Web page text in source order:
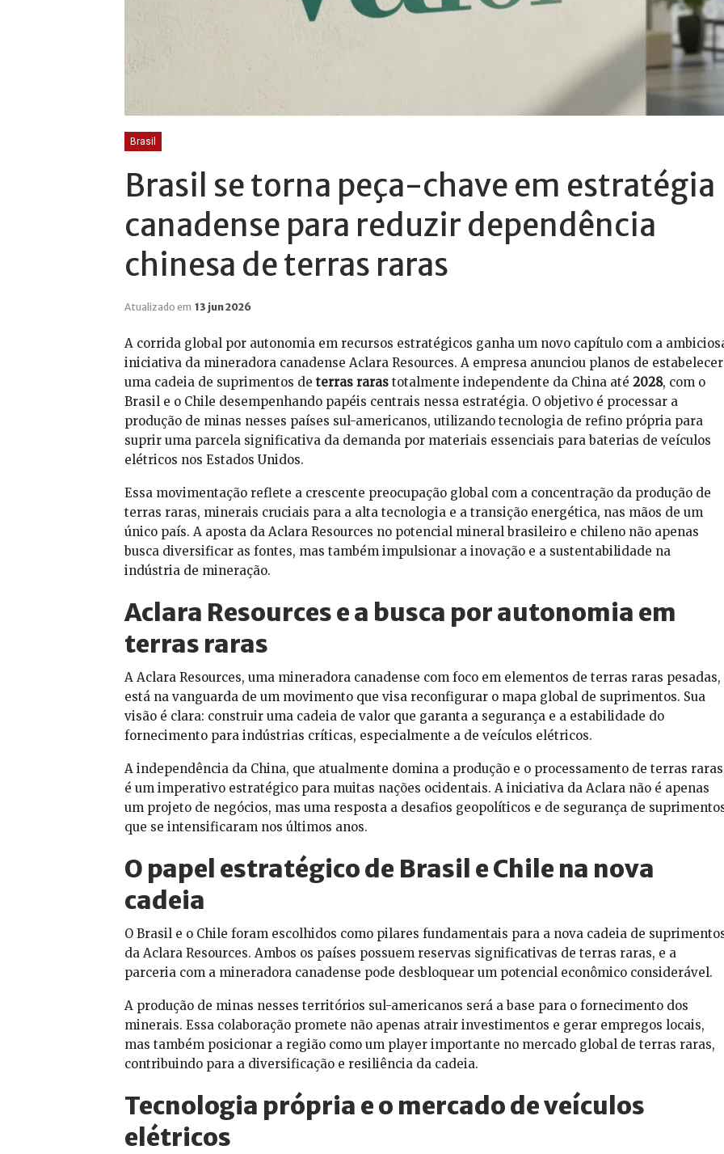
Brasil
Brasil se torna peça-chave em estratégia
canadense para reduzir dependência
chinesa de terras raras
Atualizado em 13 jun 2026
A corrida global por autonomia em recursos estratégicos ganha um novo capítulo com a
iniciativa da mineradora canadense Aclara Resources. A empresa anunciou planos de estabelecer
uma cadeia de suprimentos de terras rarastotalmente independente da China até 2028, com o
Brasil e o Chile desempenhando papéis centrais nessa estratégia. O objetivo é processar a
produção de minas nesses países sul-americanos, utilizando tecnologia de refino própria para
suprir uma parcela significativa da demanda por materiais essenciais para baterias de veículos
elétricos nos Estados Unidos.
Essa movimentação reflete a crescente preocupação global com a concentração da produção de
terras raras, minerais cruciais para a alta tecnologia e a transição energética, nas mãos de um
único país. A aposta da Aclara Resources no potencial mineral brasileiro e chileno não apenas
busca diversificar as fontes, mas também impulsionar a inovação e a sustentabilidade na
indústria de mineração.
Aclara Resources e a busca por autonomia em
terras raras
A Aclara Resources, uma mineradora canadense com foco em elementos de terras raras pesadas,
está na vanguarda de um movimento que visa reconfigurar o mapa global de suprimentos. Sua
visão é clara: construir uma cadeia de valor que garanta a segurança e a estabilidade do
fornecimento para indústrias críticas, especialmente a de veículos elétricos.
A independência da China, que atualmente domina a produção e o processamento de terras
é um imperativo estratégico para muitas nações ocidentais. A iniciativa da Aclara não é apenas
um projeto de negócios, mas uma resposta a desafios geopolíticos e de segurança de
que se intensificaram nos últimos anos.
O papel estratégico de Brasil e Chile na nova
cadeia
O Brasil e o Chile foram escolhidos como pilares fundamentais para a nova cadeia de
da Aclara Resources. Ambos os países possuem reservas significativas de terras raras, e a
parceria com a mineradora canadense pode desbloquear um potencial econômico considerável.
A produção de minas nesses territórios sul-americanos será a base para o fornecimento dos
minerais. Essa colaboração promete não apenas atrair investimentos e gerar empregos locais,
mas também posicionar a região como um player importante no mercado global de terras raras,
contribuindo para a diversificação e resiliência da cadeia.
Tecnologia própria e o mercado de veículos
elétricos